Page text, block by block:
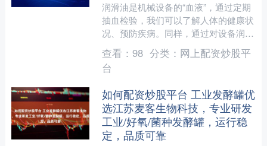
润滑油是机械设备的“血液”，通过定期
抽血检验，我们可以了解人体的健康状
况、预防疾病。同样，通过对设备润滑
油的监测，我们也能获取设备的健康信
息，预防设备故障的发生....
查看： 98 分类： 网上配资炒股平
台
如何配资炒股平台 工业发酵罐优
选江苏麦客生物科技，专业研发
工业/好氧/菌种发酵罐，运行稳
定，品质可靠